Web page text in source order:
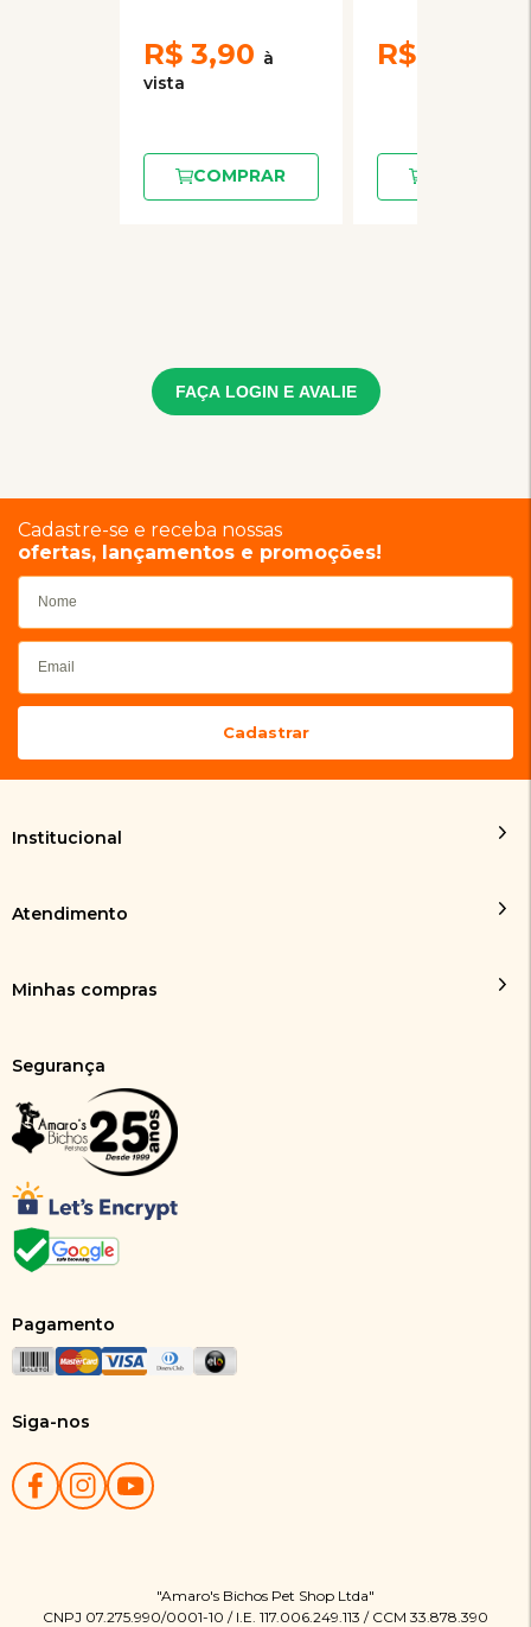
R$ 3,90
COMPRAR
R$
FAÇA LOGIN E AVALIE
Cadastre-se e receba nossas
ofertas, lançamentos e promoções!
Institucional
Atendimento
Minhas compras
Segurança
Pagamento
Siga-nos
"Amaro's Bichos Pet Shop Ltda"
CNPJ 07.275.990/0001-10 / I.E. 117.006.249.113 / CCM 33.878.390